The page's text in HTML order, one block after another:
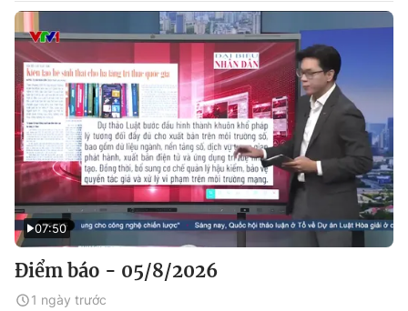
07:50
Điểm báo - 05/8/2026
1 ngày trước